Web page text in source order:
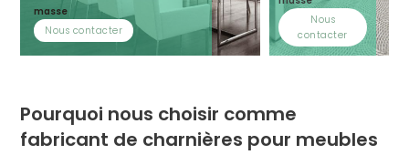
masse
Nous contacter
Nous
contacter
Pourquoi nous choisir comme
fabricant de charnières pour meubles